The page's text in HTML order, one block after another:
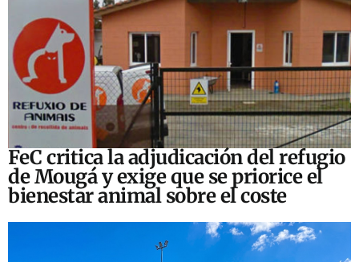
FeC critica la adjudicación del refugio
de Mougá y exige que se priorice el
bienestar animal sobre el coste